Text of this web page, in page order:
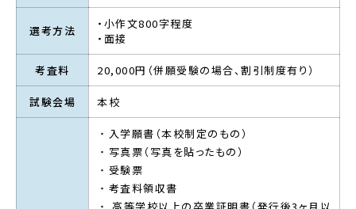
選考方法
・小作文800字程度
・面接
考査料 20,000円（併願受験の場合、割引制度有り）
試験会場 本校
入学願書（本校制定のもの）
写真票（写真を貼ったもの）
受験票
考査料領収書
高等学校以上の卒業証明書（発行後3ヶ月以